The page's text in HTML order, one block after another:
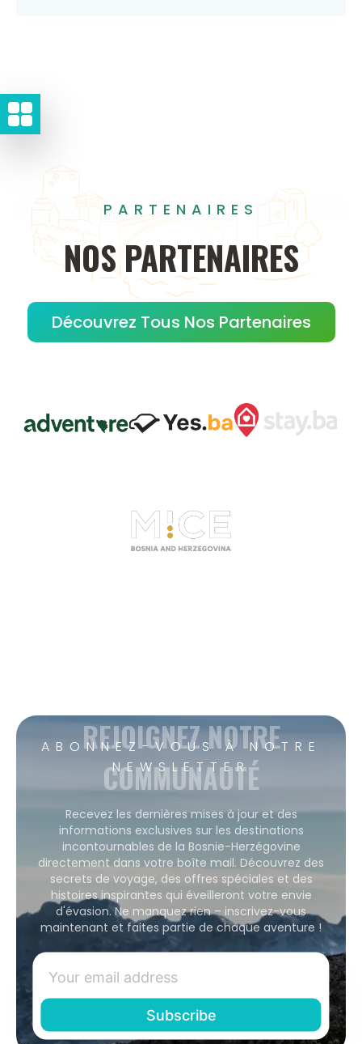
PARTENAIRES
NOS PARTENAIRES
Découvrez Tous Nos Partenaires
ABONNEZ-VOUS À NOTRE
NEWSLETTER
REJOIGNEZ NOTRE
COMMUNAUTÉ
Recevez les dernières mises à jour et des
informations exclusives sur les destinations
incontournables de la Bosnie-Herzégovine
directement dans votre boîte mail. Découvrez des
secrets de voyage, des offres spéciales et des
histoires inspirantes qui éveilleront votre envie
d'évasion. Ne manquez rien – inscrivez-vous
maintenant et faites partie de chaque aventure !